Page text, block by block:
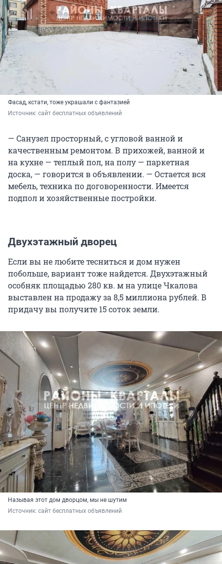
Фасад, кстати, тоже украшали с фантазией
Источник: сайт бесплатных объявлений
— Санузел просторный, с угловой ванной и
качественным ремонтом. В прихожей, ванной и
на кухне — теплый пол, на полу — паркетная
доска, — говорится в объявлении. — Остается вся
мебель, техника по договоренности. Имеется
подпол и хозяйственные постройки.
Двухэтажный дворец
Если вы не любите тесниться и дом нужен
побольше, вариант тоже найдется. Двухэтажный
особняк площадью 280 кв. м на улице Чкалова
выставлен на продажу за 8,5 миллиона рублей. В
придачу вы получите 15 соток земли.
Называя этот дом дворцом, мы не шутим
Источник: сайт бесплатных объявлений